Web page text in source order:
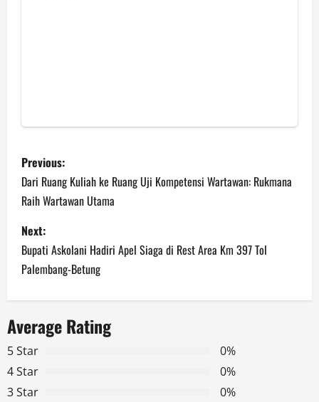
P
o
s
t
n
a
v
i
g
Previous:
Dari Ruang Kuliah ke Ruang Uji Kompetensi Wartawan: Rukmana
Raih Wartawan Utama
Next:
Bupati Askolani Hadiri Apel Siaga di Rest Area Km 397 Tol
Palembang-Betung
Average Rating
5 Star
0%
4 Star
0%
3 Star
0%